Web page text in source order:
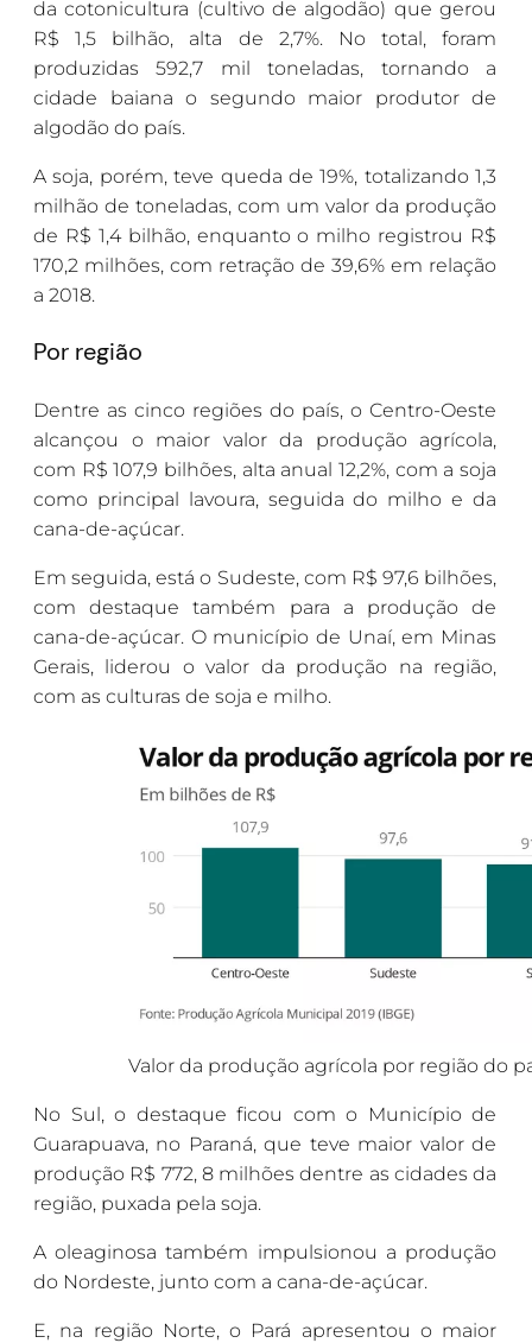
da cotonicultura (cultivo de algodão) que gerou
R$ 1,5 bilhão, alta de 2,7%. No total, foram
produzidas 592,7 mil toneladas, tornando a
cidade baiana o segundo maior produtor de
algodão do país.
A soja, porém, teve queda de 19%, totalizando 1,3
milhão de toneladas, com um valor da produção
de R$ 1,4 bilhão, enquanto o milho registrou R$
170,2 milhões, com retração de 39,6% em relação
a 2018.
Por região
Dentre as cinco regiões do país, o Centro-Oeste
alcançou o maior valor da produção agrícola,
com R$ 107,9 bilhões, alta anual 12,2%, com a soja
como principal lavoura, seguida do milho e da
cana-de-açúcar.
Em seguida, está o Sudeste, com R$ 97,6 bilhões,
com destaque também para a produção de
cana-de-açúcar. O município de Unaí, em Minas
Gerais, liderou o valor da produção na região,
com as culturas de soja e milho.
Valor da produção agrícola por região do
No Sul, o destaque ficou com o Município de
Guarapuava, no Paraná, que teve maior valor de
produção R$ 772, 8 milhões dentre as cidades da
região, puxada pela soja.
A oleaginosa também impulsionou a produção
do Nordeste, junto com a cana-de-açúcar.
E, na região Norte, o Pará apresentou o maior